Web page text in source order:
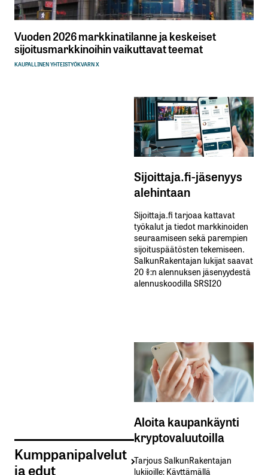
Vuoden 2026 markkinatilanne ja keskeiset
sijoitusmarkkinoihin vaikuttavat teemat
KAUPALLINEN YHTEISTYÖKVARN X
Kumppanipalvelut
ja edut
Sijoittaja.fi-jäsenyys
alehintaan
Sijoittaja.fi tarjoaa kattavat
työkalut ja tiedot markkinoiden
seuraamiseen sekä parempien
sijoituspäätösten tekemiseen.
SalkunRakentajan lukijat saavat
20 %:n alennuksen jäsenyydestä
alennuskoodilla SRSI20
Aloita kaupankäynti
kryptovaluutoilla
Tarjous SalkunRakentajan
lukijoille: Käyttämällä​ ​